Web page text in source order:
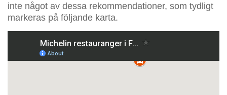
inte något av dessa rekommendationer, som tydligt
markeras på följande karta.